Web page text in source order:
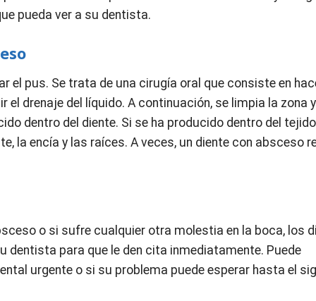
pueda ver a su dentista.
el pus. Se trata de una cirugía oral que consiste en
drenaje del líquido. A continuación, se limpia la zona
dentro del diente. Si se ha producido dentro del tejido
la encía y las raíces. A veces, un diente con absceso
o si sufre cualquier otra molestia en la boca, los
dentista para que le den cita inmediatamente. Puede
urgente o si su problema puede esperar hasta el